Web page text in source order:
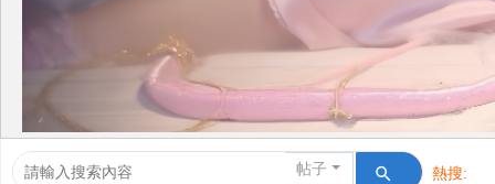
帖子 熱搜: